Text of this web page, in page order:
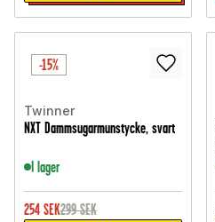
-15%
Twinner
NXT Dammsugarmunstycke, svart
I lager
254 SEK299 SEK